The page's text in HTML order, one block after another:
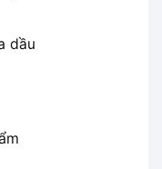
dầu